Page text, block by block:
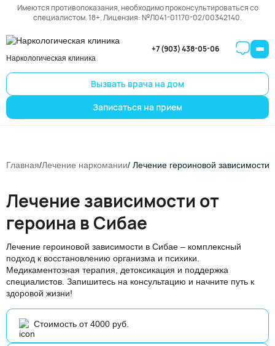
Имеются противопоказания, необходимо проконсультироваться со
специалистом. 18+. Лицензия: №Л041-01170-02/00342140.
Наркологическая клиника
+7 (903) 438-05-06
Вызвать врача на дом
Записаться на прием
Главная/Лечение наркомании/ Лечение героиновой зависимости
Лечение зависимости от
героина в Сибае
Лечение героиновой зависимости в Сибае – комплексный
подход к восстановлению организма и психики.
Медикаментозная терапия, детоксикация и поддержка
специалистов. Запишитесь на консультацию и начните путь к
здоровой жизни!
Стоимость от 4000 руб.